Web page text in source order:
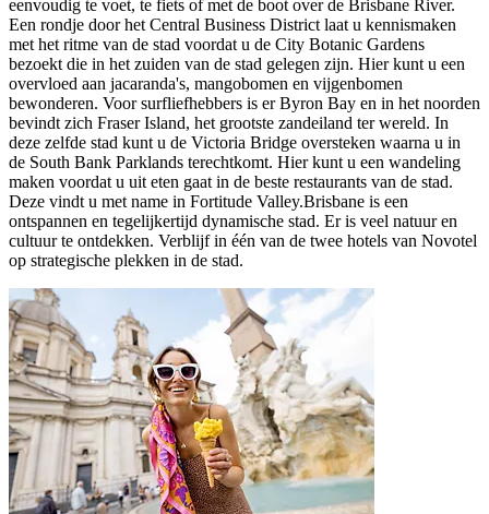
eenvoudig te voet, te fiets of met de boot over de Brisbane River.
Een rondje door het Central Business District laat u kennismaken
met het ritme van de stad voordat u de City Botanic Gardens
bezoekt die in het zuiden van de stad gelegen zijn. Hier kunt u een
overvloed aan jacaranda's, mangobomen en vijgenbomen
bewonderen. Voor surfliefhebbers is er Byron Bay en in het noorden
bevindt zich Fraser Island, het grootste zandeiland ter wereld. In
deze zelfde stad kunt u de Victoria Bridge oversteken waarna u in
de South Bank Parklands terechtkomt. Hier kunt u een wandeling
maken voordat u uit eten gaat in de beste restaurants van de stad.
Deze vindt u met name in Fortitude Valley.Brisbane is een
ontspannen en tegelijkertijd dynamische stad. Er is veel natuur en
cultuur te ontdekken. Verblijf in één van de twee hotels van Novotel
op strategische plekken in de stad.